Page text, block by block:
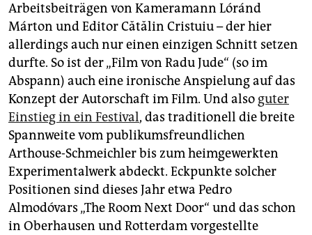
Arbeitsbeiträgen von Kameramann Lóránd
Márton und Editor Cătălin Cristuiu – der hier
allerdings auch nur einen einzigen Schnitt setzen
durfte. So ist der „Film von Radu Jude“ (so im
Abspann) auch eine ironische Anspielung auf das
Konzept der Autorschaft im Film. Und also guter
Einstieg in ein Festival, das traditionell die breite
Spannweite vom publikumsfreundlichen
Arthouse-Schmeichler bis zum heimgewerkten
Experimentalwerk abdeckt. Eckpunkte solcher
Positionen sind dieses Jahr etwa Pedro
Almodóvars „The Room Next Door“ und das schon
in Oberhausen und Rotterdam vorgestellte